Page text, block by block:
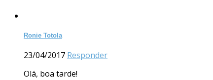
Ronie Totola
23/04/2017 Responder
Olá, boa tarde!